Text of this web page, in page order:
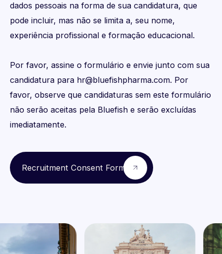
dados pessoais na forma de sua candidatura, que
pode incluir, mas não se limita a, seu nome,
experiência profissional e formação educacional.
Por favor, assine o formulário e envie junto com sua
candidatura para hr@bluefishpharma.com. Por
favor, observe que candidaturas sem este formulário
não serão aceitas pela Bluefish e serão excluídas
imediatamente.
Recruitment Consent Form